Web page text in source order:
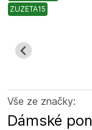
ZUZETA15
Vše ze značky:
Dámské